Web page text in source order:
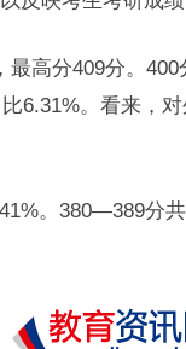
最高分409分。
6.31%。看来，
。380—389分